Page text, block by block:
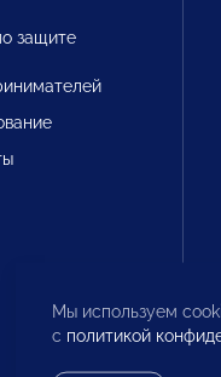
защите
Мы используем
с политикой